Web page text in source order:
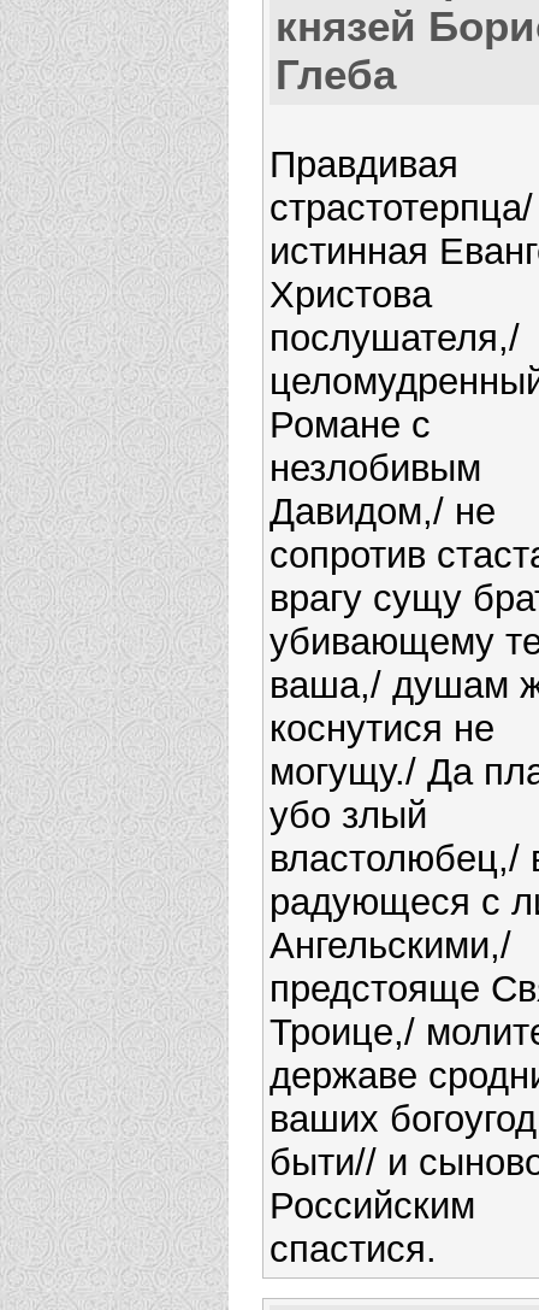
князей
Глеба
Правдивая
истинная
Христова
послушателя,/
Романе с
незлобивым
Давидом,/ не
сопротив
врагу сущу
убивающему
ваша,/ душам
коснутися не
могущу./ Да
убо злый
властолюбец,/
радующеся с
Ангельскими,/
предстояще
Троице,/
державе
ваших
быти// и
Российским
спастися.